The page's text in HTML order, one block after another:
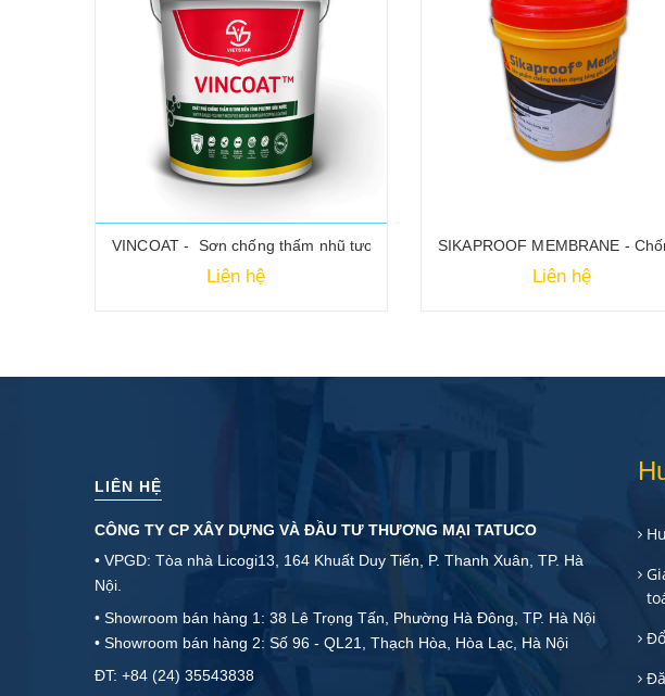
Bitum gốc dầuVINCOAT - Sơn chống thấm nhũ tương bitum polyme acrylic
Liên hệ
SIKAPROOF MEMBRANE -
Liên hệ
LIÊN HỆ
CÔNG TY CP XÂY DỰNG VÀ ĐẦU TƯ THƯƠNG MẠI TATUCO
• VPGD: Tòa nhà Licogi13, 164 Khuất Duy Tiến, P. Thanh Xuân, TP. Hà
Nội.
• Showroom bán hàng 1: 38 Lê Trọng Tấn, Phường Hà Đông, TP. Hà Nội
• Showroom bán hàng 2: Số 96 - QL21, Thạch Hòa, Hòa Lạc, Hà Nội
ĐT: +84 (24) 35543838